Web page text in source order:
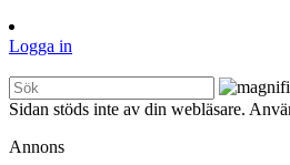
Logga in
Sidan stöds inte av din webläsare.
Annons